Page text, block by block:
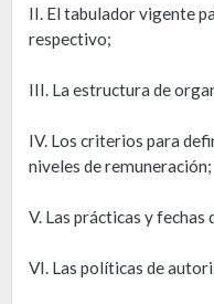
II. El tabulador vigente
respectivo;
III. La estructura de
IV. Los criterios para
niveles de remuneración;
V. Las prácticas y fechas
VI. Las políticas de